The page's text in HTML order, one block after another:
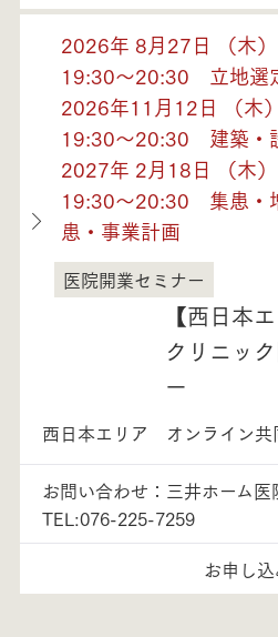
2026年 8月27日 （木）
19:30～20:30 立地選
2026年11月12日 （木）
19:30～20:30 建築・
2027年 2月18日 （木）
19:30～20:30 集患・
患・事業計画
福井県
医院開業セミナー
【西日本
クリニッ
ー
西日本エリア オンライン共
お問い合わせ：三井ホーム
TEL:076-225-7259
お申し